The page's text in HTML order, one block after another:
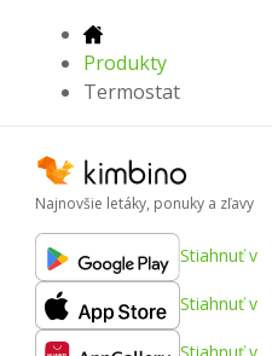
Produkty
Termostat
Najnovšie letáky, ponuky a zľavy
Stiahnuť v
Stiahnuť v
Stiahnuť v